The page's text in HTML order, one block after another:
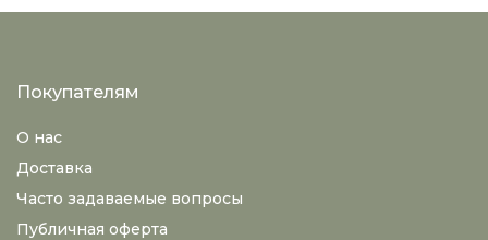
Покупателям
О нас
Доставка
Часто задаваемые вопросы
Публичная оферта